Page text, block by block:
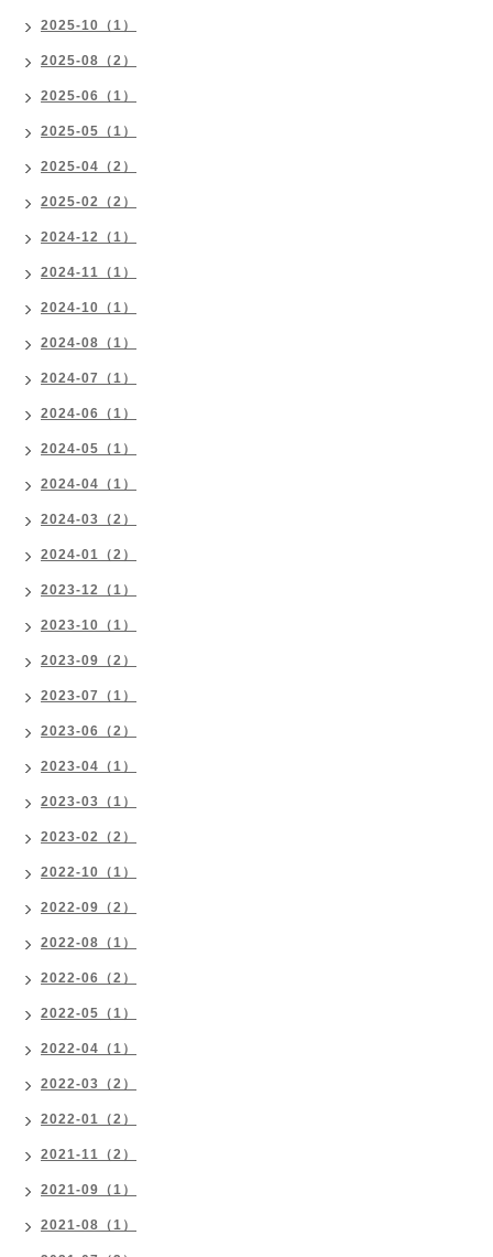
2025-10（1）
2025-08（2）
2025-06（1）
2025-05（1）
2025-04（2）
2025-02（2）
2024-12（1）
2024-11（1）
2024-10（1）
2024-08（1）
2024-07（1）
2024-06（1）
2024-05（1）
2024-04（1）
2024-03（2）
2024-01（2）
2023-12（1）
2023-10（1）
2023-09（2）
2023-07（1）
2023-06（2）
2023-04（1）
2023-03（1）
2023-02（2）
2022-10（1）
2022-09（2）
2022-08（1）
2022-06（2）
2022-05（1）
2022-04（1）
2022-03（2）
2022-01（2）
2021-11（2）
2021-09（1）
2021-08（1）